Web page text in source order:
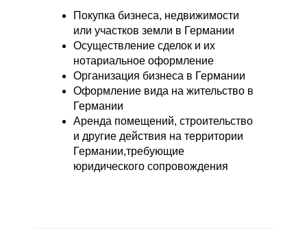
Покупка бизнеса, недвижимости
или участков земли в Германии
Осуществление сделок и их
нотариальное оформление
Организация бизнеса в Германии
Оформление вида на жительство в
Германии
Аренда помещений, строительство
и другие действия на территории
Германии,требующие
юридического сопровождения